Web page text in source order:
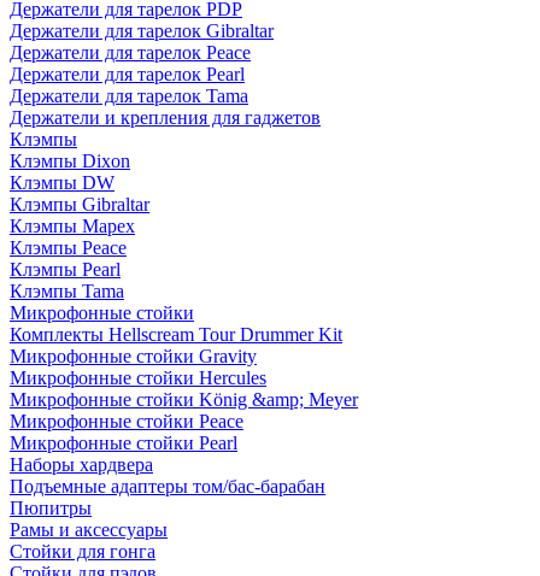
Держатели для тарелок PDP
Держатели для тарелок Gibraltar
Держатели для тарелок Peace
Держатели для тарелок Pearl
Держатели для тарелок Tama
Держатели и крепления для гаджетов
Клэмпы
Клэмпы Dixon
Клэмпы DW
Клэмпы Gibraltar
Клэмпы Mapex
Клэмпы Peace
Клэмпы Pearl
Клэмпы Tama
Микрофонные стойки
Комплекты Hellscream Tour Drummer Kit
Микрофонные стойки Gravity
Микрофонные стойки Hercules
Микрофонные стойки König &amp; Meyer
Микрофонные стойки Peace
Микрофонные стойки Pearl
Наборы хардвера
Подъемные адаптеры том/бас-барабан
Пюпитры
Рамы и аксессуары
Стойки для гонга